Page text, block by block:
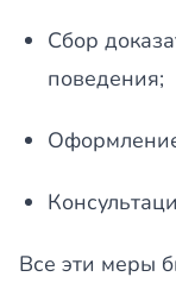
Сбор
поведения;
Все эти меры